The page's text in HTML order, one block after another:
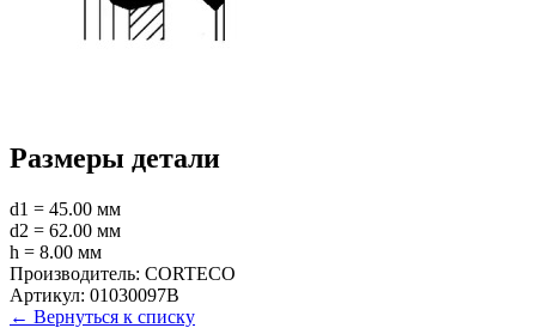
Размеры детали
d1 = 45.00 мм
d2 = 62.00 мм
h = 8.00 мм
Производитель: CORTECO
Артикул: 01030097B
← Вернуться к списку